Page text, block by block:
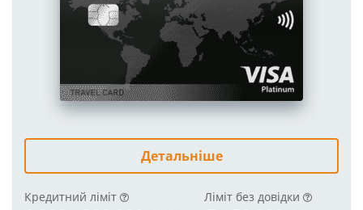
Детальніше
Кредитний ліміт Ліміт без довідки